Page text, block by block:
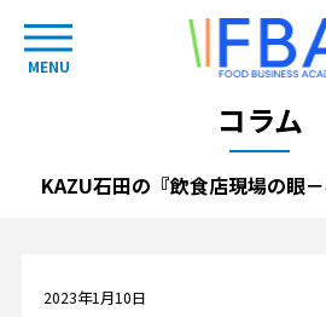
MENU
コラム
KAZU石田の『飲食店現場の眼－
2023年1月10日